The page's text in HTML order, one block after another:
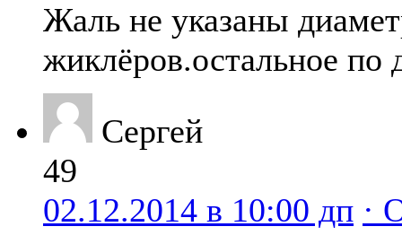
Жаль не указаны
жиклёров.остальное по
Сергей
49
02.12.2014 в 10:00 дп ·